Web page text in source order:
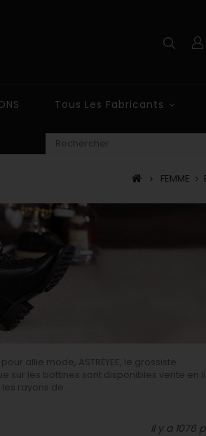
Tous Les Fabricants
FEMME
allie mode, ASTRÉYEE, le grossiste
sur les bottines sont disponibles vente en
rayons de...
Il y a 1076